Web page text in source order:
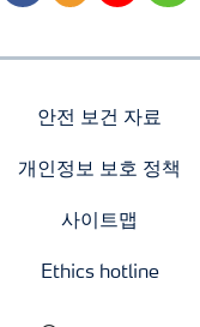
안전 보건 자료
개인정보 보호 정책
사이트맵
Ethics hotline